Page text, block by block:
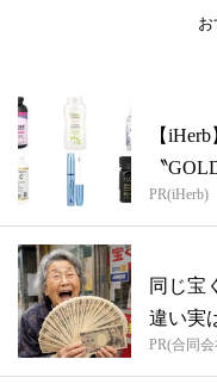
【
〝
PR(iHerb)
同じ宝
違い実
PR(合同